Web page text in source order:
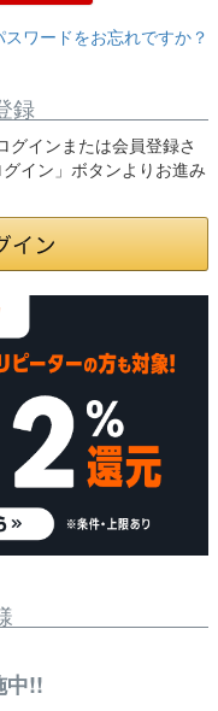
スワードをお忘れですか？
録
インまたは会員登録さ
イン」ボタンよりお進み
中!!